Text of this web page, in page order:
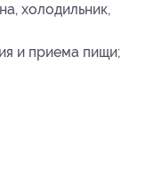
холодильник,
и приема пищи;